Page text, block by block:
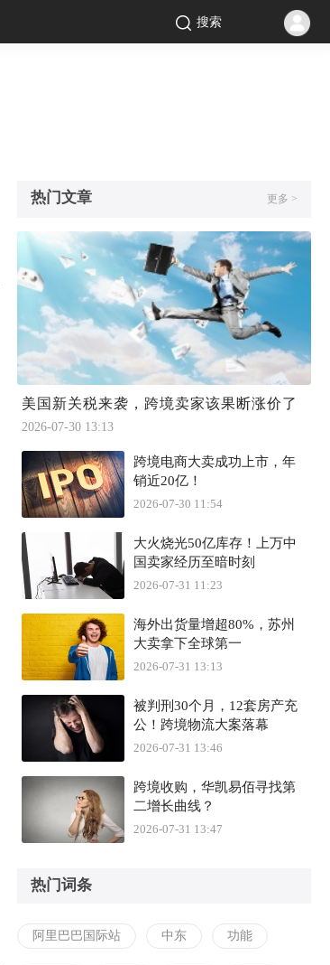
搜索
热门文章 更多 >
美国新关税来袭，跨境卖家该果断涨价了
2026-07-30 13:13
跨境电商大卖成功上市，年
销近20亿！
2026-07-30 11:54
大火烧光50亿库存！上万中
国卖家经历至暗时刻
2026-07-31 11:23
海外出货量增超80%，苏州
大卖拿下全球第一
2026-07-31 13:13
被判刑30个月，12套房产充
公！跨境物流大案落幕
2026-07-31 13:46
跨境收购，华凯易佰寻找第
二增长曲线？
2026-07-31 13:47
热门词条
阿里巴巴国际站 中东 功能